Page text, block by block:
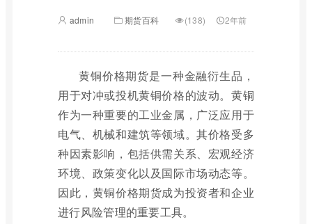
admin 期货百科 (138) 2年前
黄铜价格期货是一种金融衍生品，
用于对冲或投机黄铜价格的波动。黄铜
作为一种重要的工业金属，广泛应用于
电气、机械和建筑等领域。其价格受多
种因素影响，包括供需关系、宏观经济
环境、政策变化以及国际市场动态等。
因此，黄铜价格期货成为投资者和企业
进行风险管理的重要工具。